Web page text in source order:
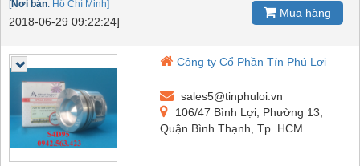
[Nơi bán: Hồ Chí Minh]
2018-06-29 09:22:24]
Mua hàng
Công ty Cổ Phần Tín Phú Lợi
sales5@tinphuloi.vn
106/47 Bình Lợi, Phường 13,
Quận Bình Thạnh, Tp. HCM